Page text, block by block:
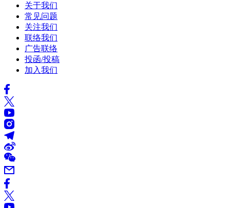
关于我们
常见问题
关注我们
联络我们
广告联络
投函/投稿
加入我们